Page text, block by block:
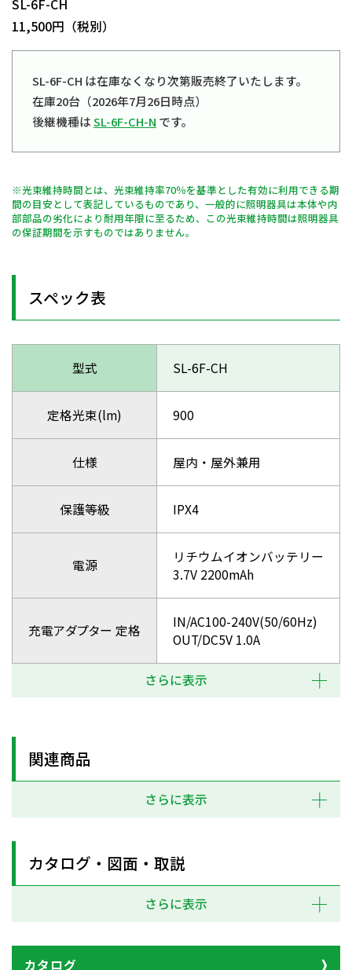
SL-6F-CH
11,500円（税別）
SL-6F-CH は在庫なくなり次第販売終了いたします。
在庫20台（2026年7月26日時点）
後継機種はSL-6F-CH-N です。
※光束維持時間とは、光束維持率70％を基準とした有効に利用できる期
間の目安として表記しているものであり、一般的に照明器具は本体や内
部部品の劣化により耐用年限に至るため、この光束維持時間は照明器具
の保証期間を示すものではありません。
スペック表
型式 SL-6F-CH
定格光束(lm) 900
仕様 屋内・屋外兼用
保護等級 IPX4
電源
リチウムイオンバッテリー
3.7V 2200mAh
充電アダプター 定格
IN/AC100-240V(50/60Hz)
OUT/DC5V 1.0A
さらに表示
関連商品
さらに表示
カタログ・図面・取説
さらに表示
カタログ